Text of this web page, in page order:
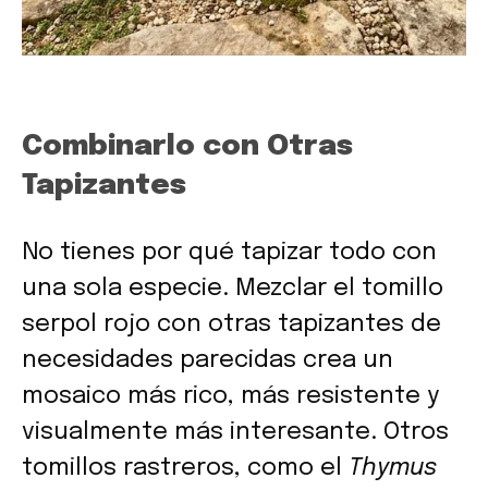
Combinarlo con Otras
Tapizantes
No tienes por qué tapizar todo con
una sola especie. Mezclar el tomillo
serpol rojo con otras tapizantes de
necesidades parecidas crea un
mosaico más rico, más resistente y
visualmente más interesante. Otros
tomillos rastreros, como el
Thymus